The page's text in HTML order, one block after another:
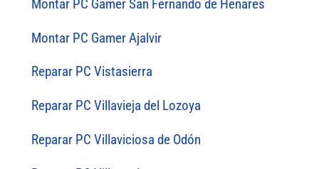
Montar PC Gamer San Fernando de Henares
Montar PC Gamer Ajalvir
Reparar PC Vistasierra
Reparar PC Villavieja del Lozoya
Reparar PC Villaviciosa de Odón